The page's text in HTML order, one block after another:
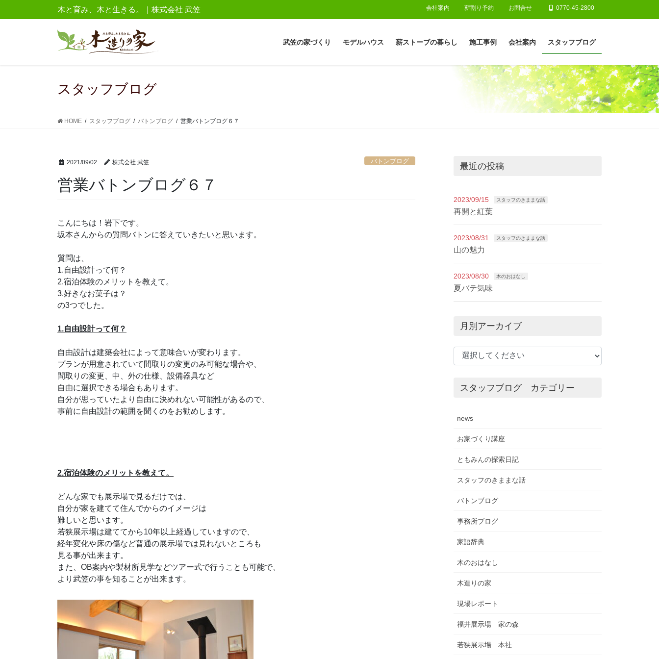
木と育み、木と生きる。｜株式会社 武笠 会社案内 薪割り予約 お問合せ 0770-45-2800
武笠の家づくり モデルハウス 薪ストーブの暮らし 施工事例 会社案内 スタッフブログ
スタッフブログ
HOME スタッフブログ バトンブログ 営業バトンブログ６７
2021/09/02 株式会社 武笠 バトンブログ
営業バトンブログ６７
こんにちは！岩下です。
坂本さんからの質問バトンに答えていきたいと思います。
質問は、
1.自由設計って何？
2.宿泊体験のメリットを教えて。
3.好きなお菓子は？
の3つでした。
1.自由設計って何？
自由設計は建築会社によって意味合いが変わります。
プランが用意されていて間取りの変更のみ可能な場合や、
間取りの変更、中、外の仕様、設備器具など
自由に選択できる場合もあります。
自分が思っていたより自由に決めれない可能性があるので、
事前に自由設計の範囲を聞くのをお勧めします。
2.宿泊体験のメリットを教えて。
どんな家でも展示場で見るだけでは、
自分が家を建てて住んでからのイメージは
難しいと思います。
若狭展示場は建ててから10年以上経過していますので、
経年変化や床の傷など普通の展示場では見れないところも
見る事が出来ます。
また、OB案内や製材所見学などツアー式で行うことも可能で、
より武笠の事を知ることが出来ます。
最近の投稿
2023/09/15 スタッフのきままな話
再開と紅葉
2023/08/31 スタッフのきままな話
山の魅力
2023/08/30 木のおはなし
夏バテ気味
月別アーカイブ
スタッフブログ カテゴリー
news
お家づくり講座
ともみんの探索日記
スタッフのきままな話
バトンブログ
事務所ブログ
家語辞典
木のおはなし
木造りの家
現場レポート
福井展示場 家の森
若狭展示場 本社